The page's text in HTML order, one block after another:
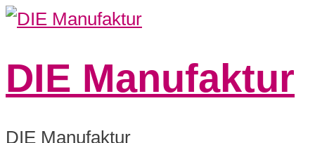
DIE Manufaktur
DIE Manufaktur